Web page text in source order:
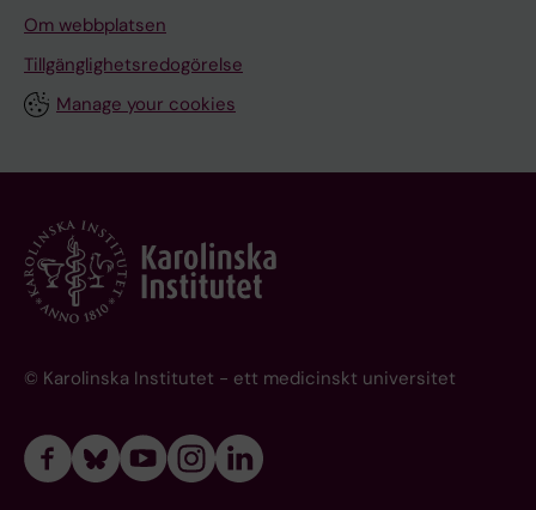
Om webbplatsen
Tillgänglighetsredogörelse
Manage your cookies
© Karolinska Institutet - ett medicinskt universitet